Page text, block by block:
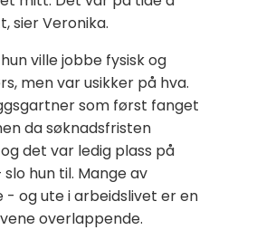
sier Veronika.
ville jobbe fysisk og
men var usikker på hva.
som først fanget
da søknadsfristen
det var ledig plass på
hun til. Mange av
- og ute i arbeidslivet er en
overlappende.